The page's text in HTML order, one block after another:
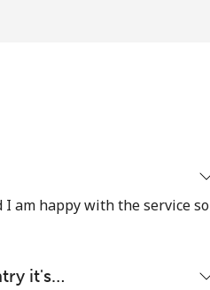
am happy with the service so
it's…